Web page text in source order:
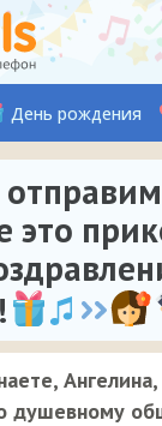
День рождения
это
душевному